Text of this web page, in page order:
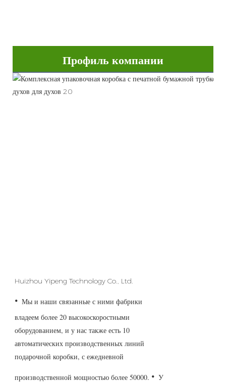
Профиль компании
Huizhou Yipeng Technology Co., Ltd.
· Мы и наши связанные с ними фабрики
владеем более 20 высокоскоростными
оборудованием, и у нас также есть 10
автоматических производственных линий
подарочной коробки, с ежедневной
производственной мощностью более 50000. · У